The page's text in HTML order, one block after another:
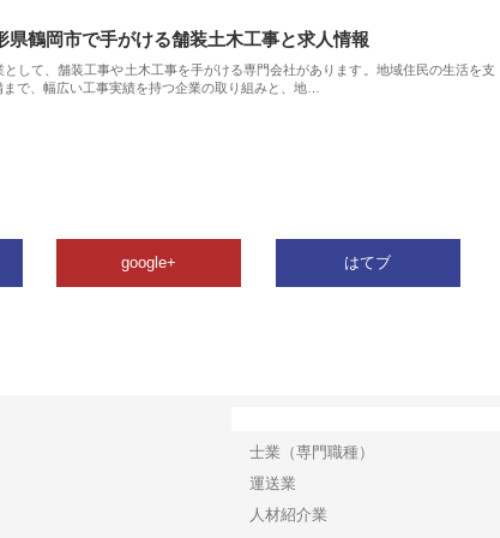
鶴岡市で手がける舗装土木工事と求人情報
して、舗装工事や土木工事を手がける専門会社があります。地域住民の生活を支
で、幅広い工事実績を持つ企業の取り組みと、地…
google+ はてブ
士業（専門職種）
運送業
人材紹介業